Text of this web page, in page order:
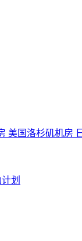
美国洛杉矶机房
划